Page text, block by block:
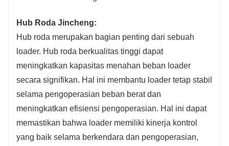
Hub Roda Jincheng:
Hub roda merupakan bagian penting dari sebuah
loader. Hub roda berkualitas tinggi dapat
meningkatkan kapasitas menahan beban loader
secara signifikan. Hal ini membantu loader tetap stabil
selama pengoperasian beban berat dan
meningkatkan efisiensi pengoperasian. Hal ini dapat
memastikan bahwa loader memiliki kinerja kontrol
yang baik selama berkendara dan pengoperasian,